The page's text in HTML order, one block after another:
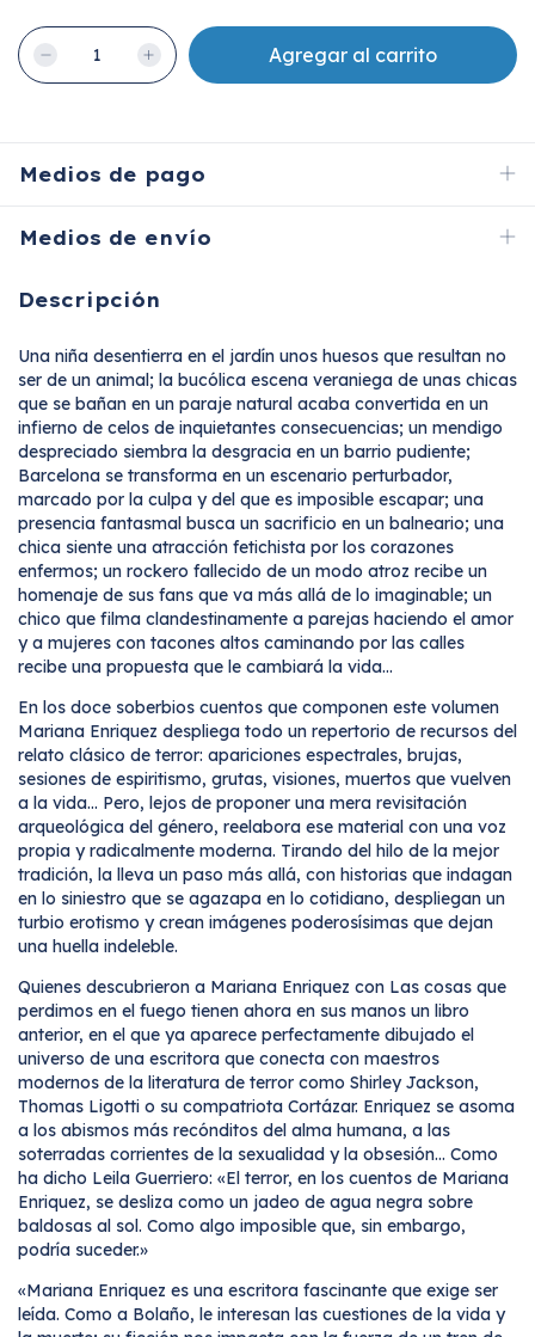
Medios de pago
Medios de envío
Descripción
Una niña desentierra en el jardín unos huesos que resultan no
ser de un animal; la bucólica escena veraniega de unas chicas
que se bañan en un paraje natural acaba convertida en un
infierno de celos de inquietantes consecuencias; un mendigo
despreciado siembra la desgracia en un barrio pudiente;
Barcelona se transforma en un escenario perturbador,
marcado por la culpa y del que es imposible escapar; una
presencia fantasmal busca un sacrificio en un balneario; una
chica siente una atracción fetichista por los corazones
enfermos; un rockero fallecido de un modo atroz recibe un
homenaje de sus fans que va más allá de lo imaginable; un
chico que filma clandestinamente a parejas haciendo el amor
y a mujeres con tacones altos caminando por las calles
recibe una propuesta que le cambiará la vida...
En los doce soberbios cuentos que componen este volumen
Mariana Enriquez despliega todo un repertorio de recursos del
relato clásico de terror: apariciones espectrales, brujas,
sesiones de espiritismo, grutas, visiones, muertos que vuelven
a la vida... Pero, lejos de proponer una mera revisitación
arqueológica del género, reelabora ese material con una voz
propia y radicalmente moderna. Tirando del hilo de la mejor
tradición, la lleva un paso más allá, con historias que indagan
en lo siniestro que se agazapa en lo cotidiano, despliegan un
turbio erotismo y crean imágenes poderosísimas que dejan
una huella indeleble.
Quienes descubrieron a Mariana Enriquez con Las cosas que
perdimos en el fuego tienen ahora en sus manos un libro
anterior, en el que ya aparece perfectamente dibujado el
universo de una escritora que conecta con maestros
modernos de la literatura de terror como Shirley Jackson,
Thomas Ligotti o su compatriota Cortázar. Enriquez se asoma
a los abismos más recónditos del alma humana, a las
soterradas corrientes de la sexualidad y la obsesión... Como
ha dicho Leila Guerriero: «El terror, en los cuentos de Mariana
Enriquez, se desliza como un jadeo de agua negra sobre
baldosas al sol. Como algo imposible que, sin embargo,
podría suceder.»
«Mariana Enriquez es una escritora fascinante que exige ser
leída. Como a Bolaño, le interesan las cuestiones de la vida y